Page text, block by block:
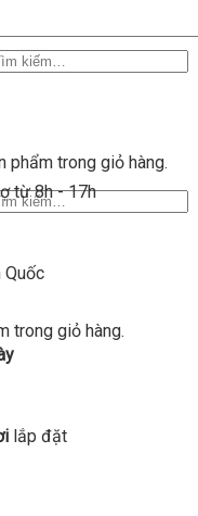
phẩm trong giỏ hàng.
trong giỏ hàng.
từ 8h - 17h
Quốc
lắp đặt